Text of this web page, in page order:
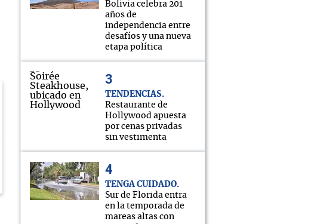
Bolivia celebra 201
años de
independencia entre
desafíos y una nueva
etapa política
TENDENCIAS
Restaurante de
Hollywood apuesta
por cenas privadas
sin vestimenta
TENGA CUIDADO
Sur de Florida entra
en la temporada de
mareas altas con